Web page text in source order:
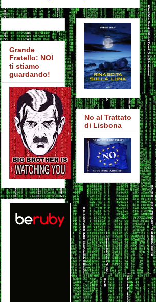
Grande
Fratello: NOI
ti stiamo
guardando!
No al Trattato
di Lisbona